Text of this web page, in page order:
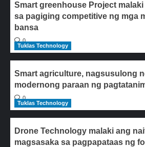
Smart greenhouse Project
sa pagiging competitive ng mga
bansa
0
Tuklas Technology
Smart agriculture, nagsusulong
modernong paraan ng
0
Tuklas Technology
Drone Technology malaki ang
magsasaka sa pagpapataas ng